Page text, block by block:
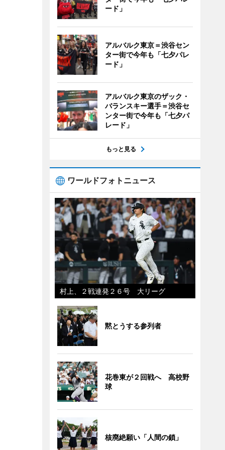
ード」
アルバルク東京＝渋谷セン
ター街で今年も「七夕パレ
ード」
アルバルク東京のザック・
バランスキー選手＝渋谷セ
ンター街で今年も「七夕パ
レード」
もっと見る
ワールドフォトニュース
村上、２戦連発２６号 大リーグ
黙とうする参列者
花巻東が２回戦へ 高校野
球
核廃絶願い「人間の鎖」